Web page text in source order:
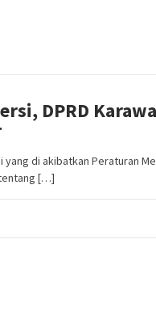
DPRD
yang di akibatkan Peraturan
tentang […]